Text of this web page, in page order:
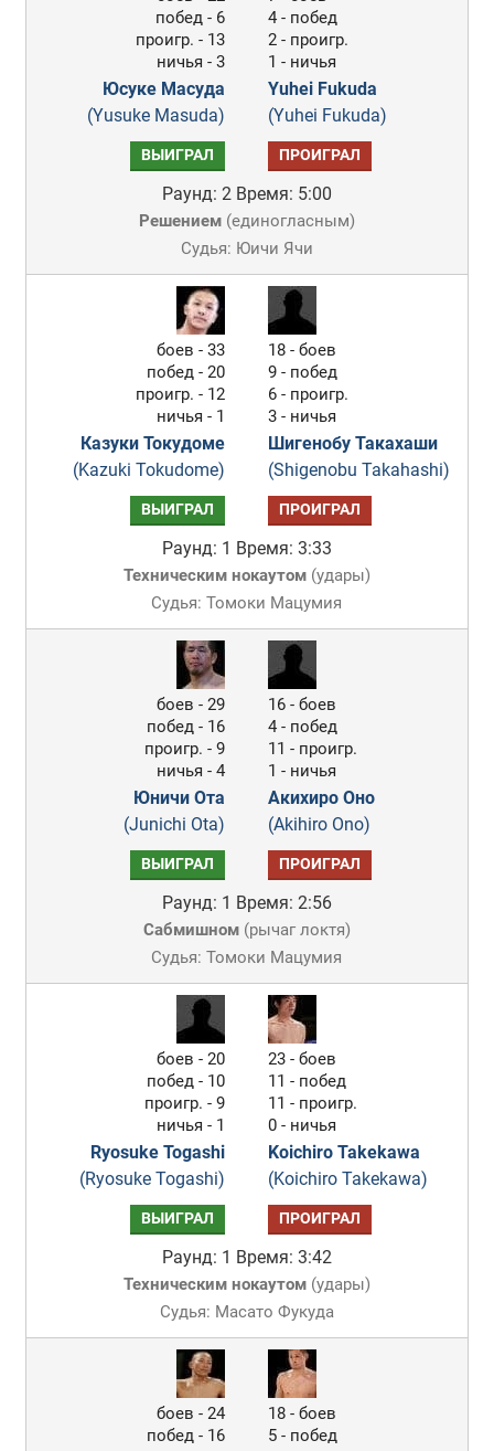
побед - 6
проигр. - 13
ничья - 3
Юсуке Масуда
(Yusuke Masuda)
4 - побед
2 - проигр.
1 - ничья
Yuhei Fukuda
(Yuhei Fukuda)
ВЫИГРАЛ ПРОИГРАЛ
Раунд: 2 Время: 5:00
Решением(единогласным)
Судья: Юичи Ячи
боев - 33
побед - 20
проигр. - 12
ничья - 1
Казуки Токудоме
(Kazuki Tokudome)
18 - боев
9 - побед
6 - проигр.
3 - ничья
Шигенобу Такахаши
(Shigenobu Takahashi)
ВЫИГРАЛ ПРОИГРАЛ
Раунд: 1 Время: 3:33
Техническим нокаутом(удары)
Судья: Томоки Мацумия
боев - 29
побед - 16
проигр. - 9
ничья - 4
Юничи Ота
(Junichi Ota)
16 - боев
4 - побед
11 - проигр.
1 - ничья
Акихиро Оно
(Akihiro Ono)
ВЫИГРАЛ ПРОИГРАЛ
Раунд: 1 Время: 2:56
Сабмишном(рычаг локтя)
Судья: Томоки Мацумия
боев - 20
побед - 10
проигр. - 9
ничья - 1
Ryosuke Togashi
(Ryosuke Togashi)
23 - боев
11 - побед
11 - проигр.
0 - ничья
Koichiro Takekawa
(Koichiro Takekawa)
ВЫИГРАЛ ПРОИГРАЛ
Раунд: 1 Время: 3:42
Техническим нокаутом(удары)
Судья: Масато Фукуда
боев - 24
побед - 16
18 - боев
5 - побед